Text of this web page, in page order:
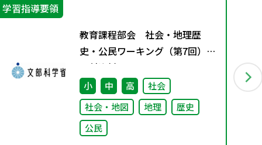
学習指導要領
教育課程部会 社会・地理歴
史・公民ワーキング（第7回）
配付資料
小 中 高
社会
社会・地図
地理
歴史
公民